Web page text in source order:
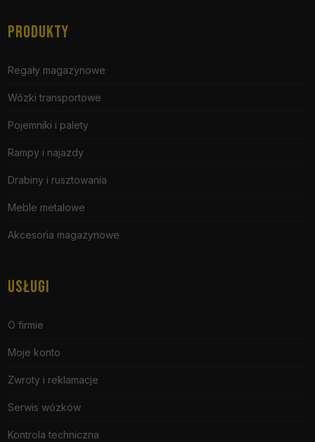
PRODUKTY
Regały magazynowe
Wózki transportowe
Pojemniki i palety
Rampy i najazdy
Drabiny i rusztowania
Meble metalowe
Akcesoria magazynowe
USŁUGI
O firmie
Moje konto
Zwroty i reklamacje
Serwis wózków
Kontrola techniczna